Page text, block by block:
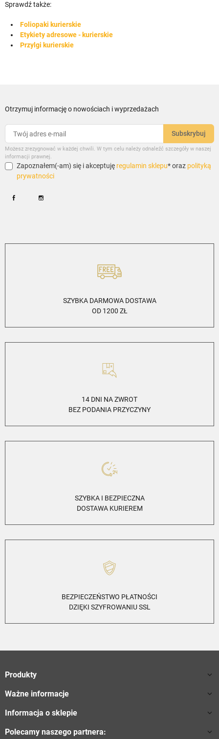
Sprawdź także:
Foliopaki kurierskie
Etykiety adresowe - kurierskie
Przylgi kurierskie
Otrzymuj informację o nowościach i wyprzedażach
Możesz zrezygnować w każdej chwili. W tym celu należy odnaleźć szczegóły w naszej
informacji prawnej.
Zapoznałem(-am) się i akceptuję regulamin sklepu* oraz polityką
prywatności
SZYBKA DARMOWA DOSTAWA
OD 1200 ZŁ
14 DNI NA ZWROT
BEZ PODANIA PRZYCZYNY
SZYBKA I BEZPIECZNA
DOSTAWA KURIEREM
BEZPIECZEŃSTWO PŁATNOŚCI
DZIĘKI SZYFROWANIU SSL
Produkty 
Ważne informacje 
Informacja o sklepie 
Polecamy naszego partnera: 